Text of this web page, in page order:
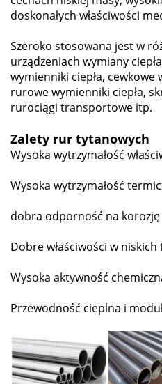
doskonałych właściwości
Szeroko stosowana jest w
urządzeniach wymiany
wymienniki ciepła, cewkowe
rurowe wymienniki ciepła,
rurociągi transportowe itp.
Zalety rur tytanowych
Wysoka wytrzymałość
Wysoka wytrzymałość
dobra odporność na korozję
Dobre właściwości w
Wysoka aktywność
Przewodność cieplna i